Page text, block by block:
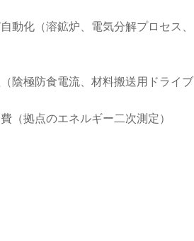
動化（溶鉱炉、電気分解プロセス、
陰極防食電流、材料搬送用ドライブ
（拠点のエネルギー二次測定）